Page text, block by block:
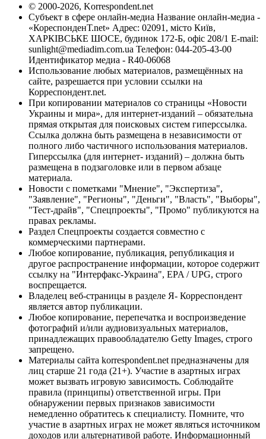
© 2000-2026, Korrespondent.net
Субъект в сфере онлайн-медиа Название онлайн-медиа -
«КореспонденТ.net» Адрес: 02091, місто Київ,
ХАРКІВСЬКЕ ШОСЕ, будинок 172-Б, офіс 208/1 E-mail:
sunlight@mediadim.com.ua Телефон: 044-205-43-00
Идентификатор медиа - R40-06068
Использование любых материалов, размещённых на
сайте, разрешается при условии ссылки на
Корреспондент.net.
При копировании материалов со страницы «Новости
Украины и мира», для интернет-изданий – обязательна
прямая открытая для поисковых систем гиперссылка.
Ссылка должна быть размещена в независимости от
полного либо частичного использования материалов.
Гиперссылка (для интернет- изданий) – должна быть
размещена в подзаголовке или в первом абзаце
материала.
Новости с пометками "Мнение", "Экспертиза",
"Заявление", "Регионы", "Деньги", "Власть", "Выборы",
"Тест-драйв", "Спецпроекты", "Промо" публикуются на
правах рекламы.
Раздел Спецпроекты создается совместно с
коммерческими партнерами.
Любое копирование, публикация, републикация и
другое распространение информации, которое содержит
ссылку на "Интерфакс-Украина", EPA / UPG, строго
воспрещается.
Владелец веб-страницы в разделе Я- Корреспондент
является автор публикации.
Любое копирование, перепечатка и воспроизведение
фотографий и/или аудиовизуальных материалов,
принадлежащих правообладателю Getty Images, строго
запрещено.
Материалы сайта korrespondent.net предназначены для
лиц старше 21 года (21+). Участие в азартных играх
может вызвать игровую зависимость. Соблюдайте
правила (принципы) ответственной игры. При
обнаружении первых признаков зависимости
немедленно обратитесь к специалисту. Помните, что
участие в азартных играх не может являться источником
доходов или альтернативой работе. Информационный